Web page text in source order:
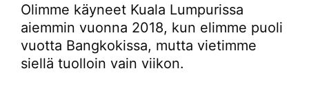
Olimme käyneet Kuala Lumpurissa
aiemmin vuonna 2018, kun elimme puoli
vuotta Bangkokissa, mutta vietimme
siellä tuolloin vain viikon.